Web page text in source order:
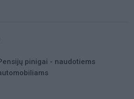
pinigai - naudotiems